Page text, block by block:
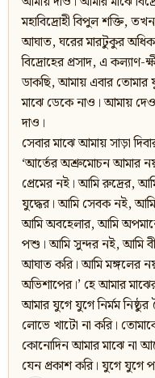
মহাবিদ্রোহী বিপুল শক্তি,
আঘাত, ঘরের মারটুকুর
বিদ্রোহের প্রসাদ, এ
ডাকছি, আমায় এবার
মাঝে ডেকে নাও। আমায়
দাও।
সেবার মাঝে আমায় সাড়া
‘আর্তের অশ্রুমোচন আমার
প্রেমের নই। আমি রুদ্রের,
যুদ্ধের। আমি সেবক নই,
আমি অবহেলার, আমি
পশু। আমি সুন্দর নই, আমি
আঘাত করি। আমি মঙ্গলের
অভিশাপের।’ হে আমার
আমার যুগে যুগে নির্মম
লোভে খাটো না করি।
কোনোদিন আমার মাঝে না
যেন প্রকাশ করি। যুগে